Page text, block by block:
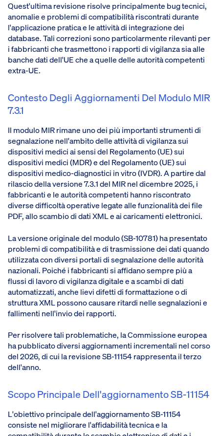
Quest'ultima revisione risolve principalmente bug tecnici,
anomalie e problemi di compatibilità riscontrati durante
l'applicazione pratica e le attività di integrazione dei
database. Tali correzioni sono particolarmente rilevanti per
i fabbricanti che trasmettono i rapporti di vigilanza sia alle
banche dati dell'UE che a quelle delle autorità competenti
extra-UE.
Contesto Degli Aggiornamenti Del Modulo MIR
7.3.1
Il modulo MIR rimane uno dei più importanti strumenti di
segnalazione nell'ambito delle attività di vigilanza sui
dispositivi medici ai sensi del Regolamento (UE) sui
dispositivi medici (MDR) e del Regolamento (UE) sui
dispositivi medico-diagnostici in vitro (IVDR). A partire dal
rilascio della versione 7.3.1 del MIR nel dicembre 2025, i
fabbricanti e le autorità competenti hanno riscontrato
diverse difficoltà operative legate alle funzionalità dei file
PDF, allo scambio di dati XML e ai caricamenti elettronici.
La versione originale del modulo (SB-10781) ha presentato
problemi di compatibilità e di trasmissione dei dati quando
utilizzata con diversi portali di segnalazione delle autorità
nazionali. Poiché i fabbricanti si affidano sempre più a
flussi di lavoro di vigilanza digitale e a scambi di dati
automatizzati, anche lievi difetti di formattazione o di
struttura XML possono causare ritardi nelle segnalazioni e
fallimenti nell'invio dei rapporti.
Per risolvere tali problematiche, la Commissione europea
ha pubblicato diversi aggiornamenti incrementali nel corso
del 2026, di cui la revisione SB-11154 rappresenta il terzo
dell'anno.
Scopo Principale Dell'aggiornamento SB-11154
L'obiettivo principale dell'aggiornamento SB-11154
consiste nel migliorare l'affidabilità tecnica e la